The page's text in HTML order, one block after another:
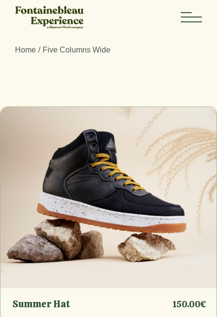
Home Five Columns Wide
Summer Hat 150.00€